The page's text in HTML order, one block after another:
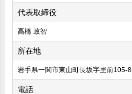
代表取締役
髙橋 政智
所在地
岩手県一関市東山町長坂字里前105-8
電話